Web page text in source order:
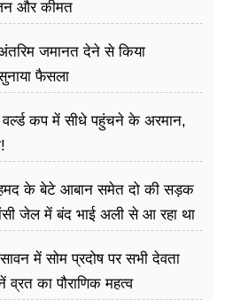
और कीमत
जमानत देने से किया
फैसला
कप में सीधे पहुंचने के अरमान,
के बेटे आबान समेत दो की सड़क
जेल में बंद भाई अली से आ रहा था
में सोम प्रदोष पर सभी देवता
का पौराणिक महत्व